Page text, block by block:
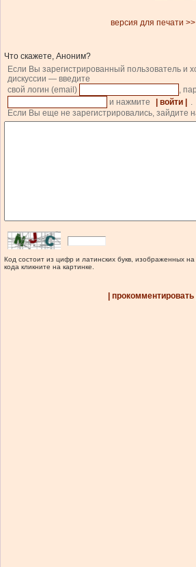
версия для печати >>
Что скажете, Аноним?
Если Вы зарегистрированный пользователь и
дискуссии — введите
свой логин (email)
,
и нажмите
| войти |
.
Если Вы еще не зарегистрировались, зайдите
Код состоит из цифр и латинских букв, изображенных на
кода кликните на картинке.
| прокомментировать |